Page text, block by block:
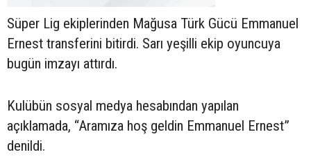
Süper Lig ekiplerinden Mağusa Türk Gücü Emmanuel
Ernest transferini bitirdi. Sarı yeşilli ekip oyuncuya
bugün imzayı attırdı.
Kulübün sosyal medya hesabından yapılan
açıklamada, “Aramıza hoş geldin Emmanuel Ernest”
denildi.